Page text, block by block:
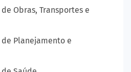
Obras, Transportes e
Planejamento e